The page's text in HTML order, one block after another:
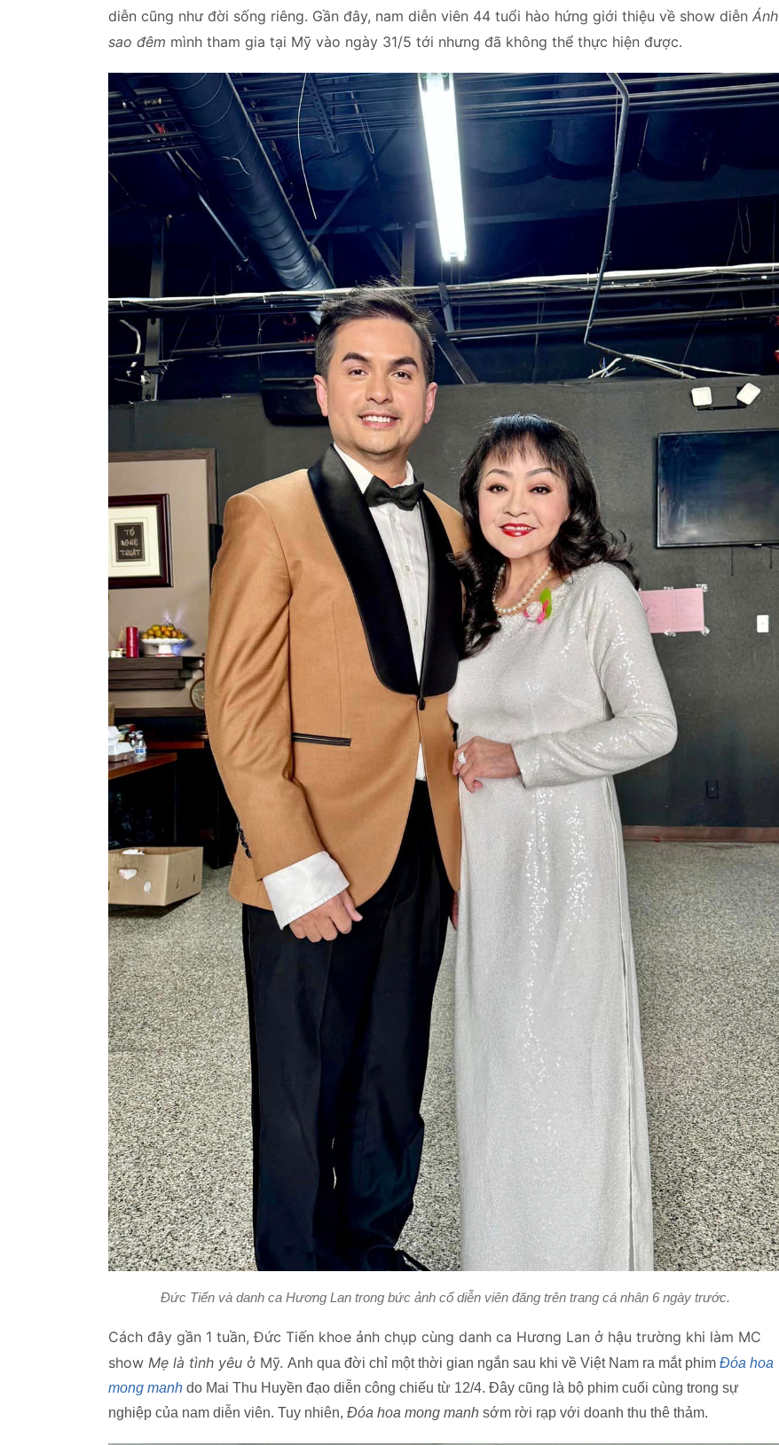
diễn cũng như đời sống riêng. Gần đây, nam diễn viên 44 tuổi hào hứng giới thiệu về show diễn Ánh
sao đêm mình tham gia tại Mỹ vào ngày 31/5 tới nhưng đã không thể thực hiện được.
Đức Tiến và danh ca Hương Lan trong bức ảnh cố diễn viên đăng trên trang cá nhân 6 ngày trước.
Cách đây gần 1 tuần, Đức Tiến khoe ảnh chụp cùng danh ca Hương Lan ở hậu trường khi làm MC
show Mẹ là tình yêu ở Mỹ. Anh qua đời chỉ một thời gian ngắn sau khi về Việt Nam ra mắt phim Đóa hoa
mong manh do Mai Thu Huyền đạo diễn công chiếu từ 12/4. Đây cũng là bộ phim cuối cùng trong sự
nghiệp của nam diễn viên. Tuy nhiên, Đóa hoa mong manh sớm rời rạp với doanh thu thê thảm.